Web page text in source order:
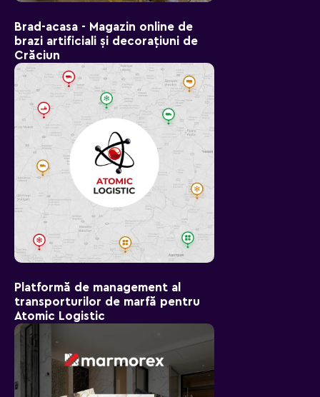
Brad-aсasa - Magazin online de
brazi artificiali și decorațiuni de
Crăciun
Platformă de management al
transporturilor de marfă pentru
Atomic Logistic